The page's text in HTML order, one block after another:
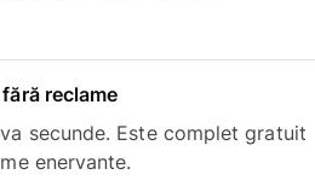
reclame
secunde. Este complet gratuit
enervante.